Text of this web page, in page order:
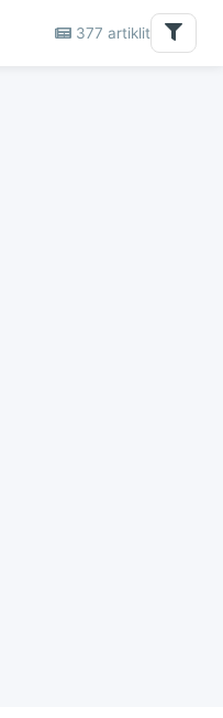
377 artiklit